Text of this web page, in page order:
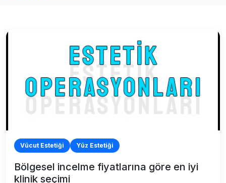
Vücut Estetiği Yüz Estetiği
Bölgesel incelme fiyatlarına göre en iyi
klinik seçimi